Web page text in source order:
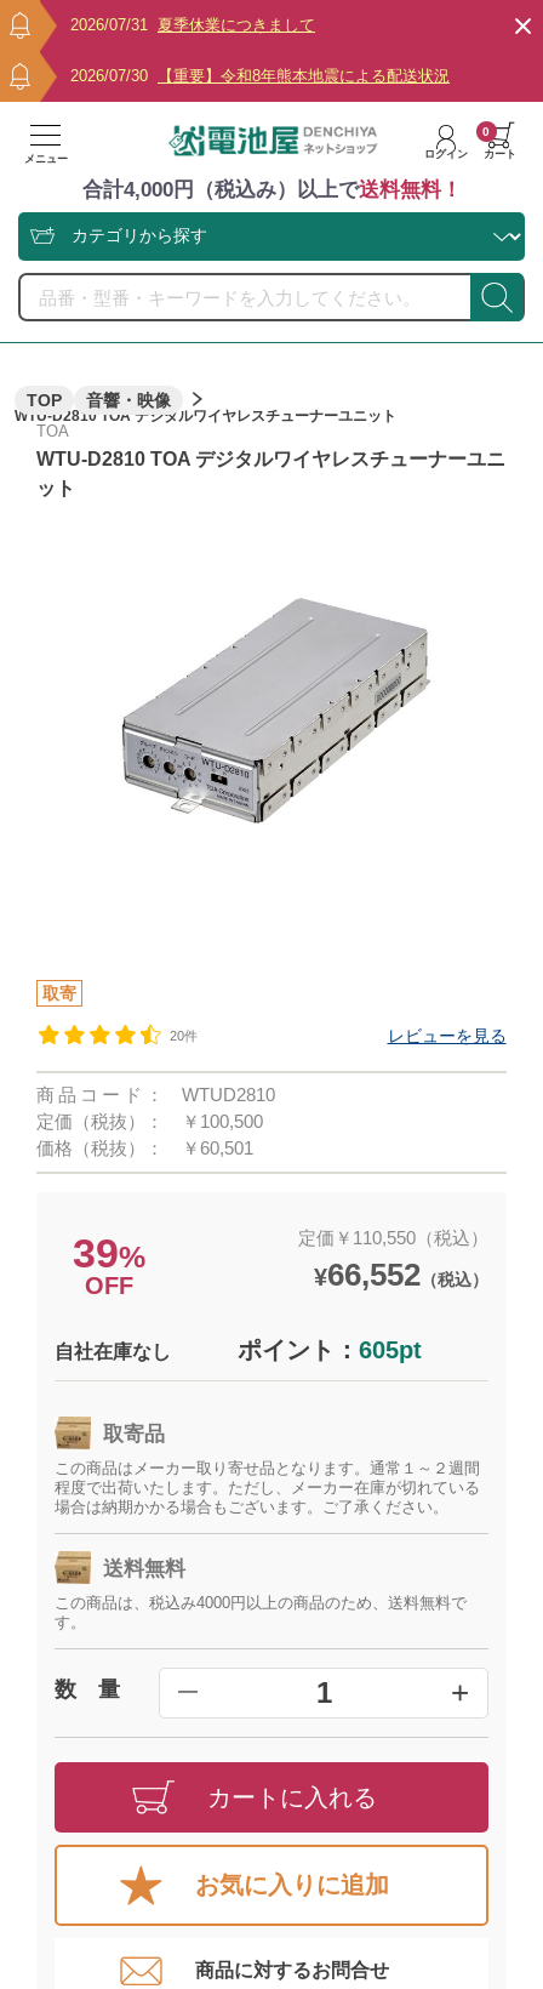
2026/07/31 夏季休業につきまして
2026/07/30 【重要】令和8年熊本地震による配送状況
メニュー ログイン カート
0
合計4,000円（税込み）以上で送料無料！
TOP 音響・映像
WTU-D2810 TOA デジタルワイヤレスチューナーユニット
TOA
WTU-D2810 TOA デジタルワイヤレスチューナーユニ
ット
取寄
20件 レビューを見る
商品コード：
WTUD2810
定価（税抜）：
￥100,500
価格（税抜）：
￥60,501
39%
OFF
定価￥110,550（税込）
¥66,552（税込）
自社在庫なし ポイント： 605pt
取寄品
この商品はメーカー取り寄せ品となります。通常１～２週間
程度で出荷いたします。ただし、メーカー在庫が切れている
場合は納期かかる場合もございます。ご了承ください。
送料無料
この商品は、税込み4000円以上の商品のため、送料無料で
す。
数 量 ━ 1 +
カートに入れる
お気に入りに追加
商品に対するお問合せ​